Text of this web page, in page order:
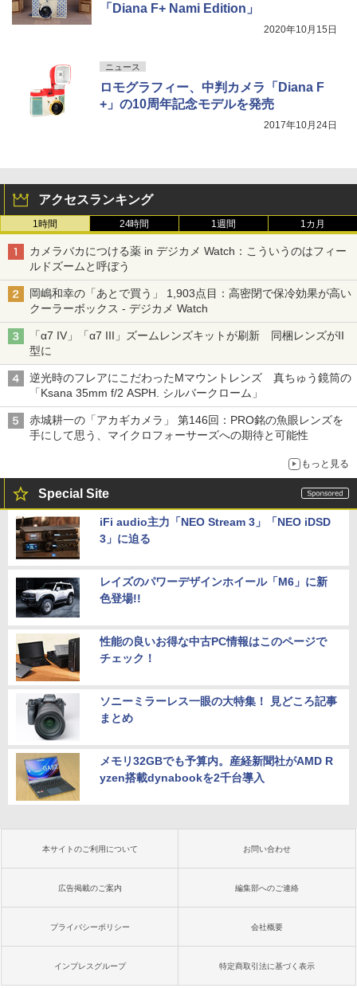
「Diana F+ Nami Edition」
2020年10月15日
ニュース
ロモグラフィー、中判カメラ「Diana F
+」の10周年記念モデルを発売
2017年10月24日
アクセスランキング
1時間 24時間 1週間 1カ月
カメラバカにつける薬 in デジカメ Watch：こういうのはフィー
ルドズームと呼ぼう
岡嶋和幸の「あとで買う」 1,903点目：高密閉で保冷効果が高い
クーラーボックス - デジカメ Watch
「α7 IV」「α7 III」ズームレンズキットが刷新 同梱レンズがII
型に
逆光時のフレアにこだわったMマウントレンズ 真ちゅう鏡筒の
「Ksana 35mm f/2 ASPH. シルバークローム」
赤城耕一の「アカギカメラ」 第146回：PRO銘の魚眼レンズを
手にして思う、マイクロフォーサーズへの期待と可能性
もっと見る
Special Site
iFi audio主力「NEO Stream 3」「NEO iDSD
3」に迫る
レイズのパワーデザインホイール「M6」に新
色登場!!
性能の良いお得な中古PC情報はこのページで
チェック！
ソニーミラーレス一眼の大特集！ 見どころ記事
まとめ
メモリ32GBでも予算内。産経新聞社がAMD R
yzen搭載dynabookを2千台導入
本サイトのご利用について お問い合わせ
広告掲載のご案内 編集部へのご連絡
プライバシーポリシー 会社概要
インプレスグループ 特定商取引法に基づく表示